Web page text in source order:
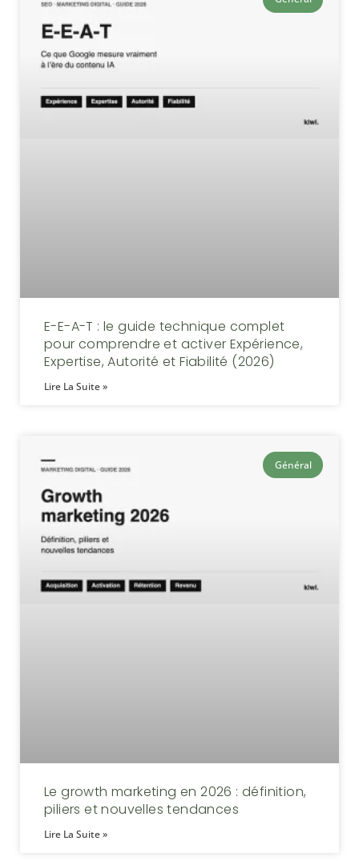
E-E-A-T : le guide technique complet
pour comprendre et activer Expérience,
Expertise, Autorité et Fiabilité (2026)
Lire La Suite »
Général
Le growth marketing en 2026 : définition,
piliers et nouvelles tendances
Lire La Suite »